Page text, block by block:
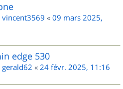
vincent3569 « 09 mars 2025,
edge 530
gerald62 « 24 févr. 2025, 11:16